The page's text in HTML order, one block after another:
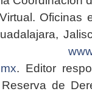
Oficinas
. Editor
de